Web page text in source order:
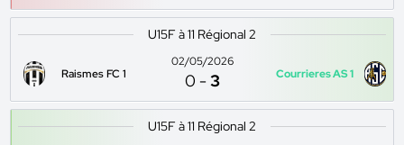
U15F à 11 Régional 2
Raismes FC 1
02/05/2026
0 -3 Courrieres AS 1
U15F à 11 Régional 2